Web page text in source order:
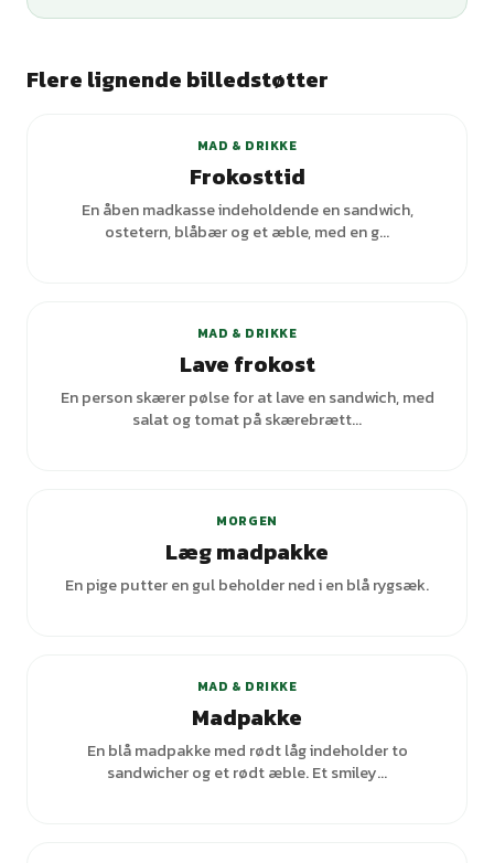
Flere lignende billedstøtter
MAD & DRIKKE
Frokosttid
En åben madkasse indeholdende en sandwich,
ostetern, blåbær og et æble, med en g...
MAD & DRIKKE
Lave frokost
En person skærer pølse for at lave en sandwich, med
salat og tomat på skærebrætt...
MORGEN
Læg madpakke
En pige putter en gul beholder ned i en blå rygsæk.
MAD & DRIKKE
Madpakke
En blå madpakke med rødt låg indeholder to
sandwicher og et rødt æble. Et smiley...